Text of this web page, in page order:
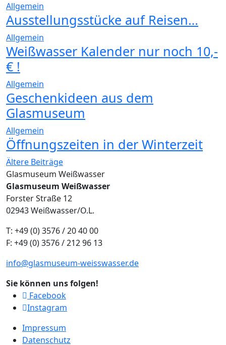
Allgemein
Ausstellungsstücke auf Reisen…
Allgemein
Weißwasser Kalender nur noch 10,-
€ !
Allgemein
Geschenkideen aus dem
Glasmuseum
Allgemein
Öffnungszeiten in der Winterzeit
Beitragsnavigation
Ältere Beiträge
Glasmuseum Weißwasser
Glasmuseum Weißwasser
Forster Straße 12
02943 Weißwasser/O.L.
T: +49 (0) 3576 / 20 40 00
F: +49 (0) 3576 / 212 96 13
info@glasmuseum-weisswasser.de
Sie können uns folgen!
Facebook
Instagram
Impressum
Datenschutz